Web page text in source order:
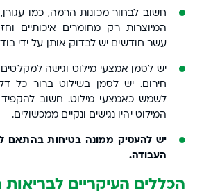
חשוב לבחור מכונות הרמה, כמו
המיוצרות רק מחומרים איכותיים
עשר חודשים יש לבדוק אותן על ידי
יש לסמן אמצעי מילוט וגישה
חירום. יש לסמן בשילוט ברור כל
לשמש כאמצעי מילוט. חשוב
המילוט יהיו נגישים ונקיים ממכשולים.
יש להעסיק ממונה בטיחות בהתאם
העבודה.
הכללים העיקריים